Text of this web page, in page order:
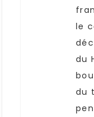
le
du
du